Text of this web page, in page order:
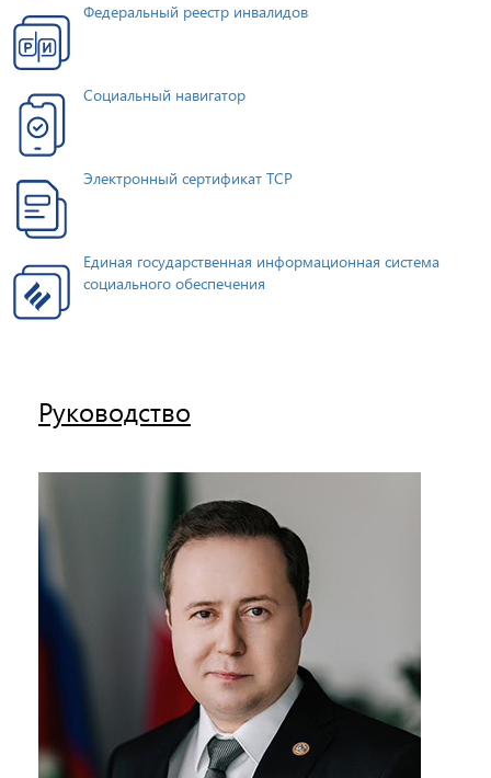
Федеральный реестр инвалидов
Социальный навигатор
Электронный сертификат ТСР
Единая государственная информационная система
социального обеспечения
Руководство